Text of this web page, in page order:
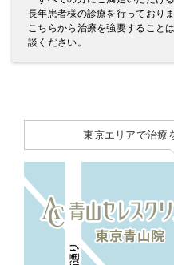
長年患者様の診療を行っておりま
こちらから治療を強要すること
談ください。
東京エリアで治療